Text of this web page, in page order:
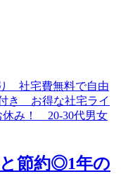
節約◎1年の